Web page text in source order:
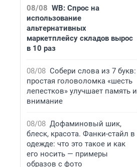
08/08 WB: Спрос на
использование
альтернативных
маркетплейсу складов вырос
в 10 раз
08/08 Собери слова из 7 букв:
простая головоломка «шесть
лепестков» улучшает память и
внимание
08/08 Дофаминовый шик,
блеск, красота. Фанки-стайл в
одежде: что это такое и как
его носить — примеры
образов с фото